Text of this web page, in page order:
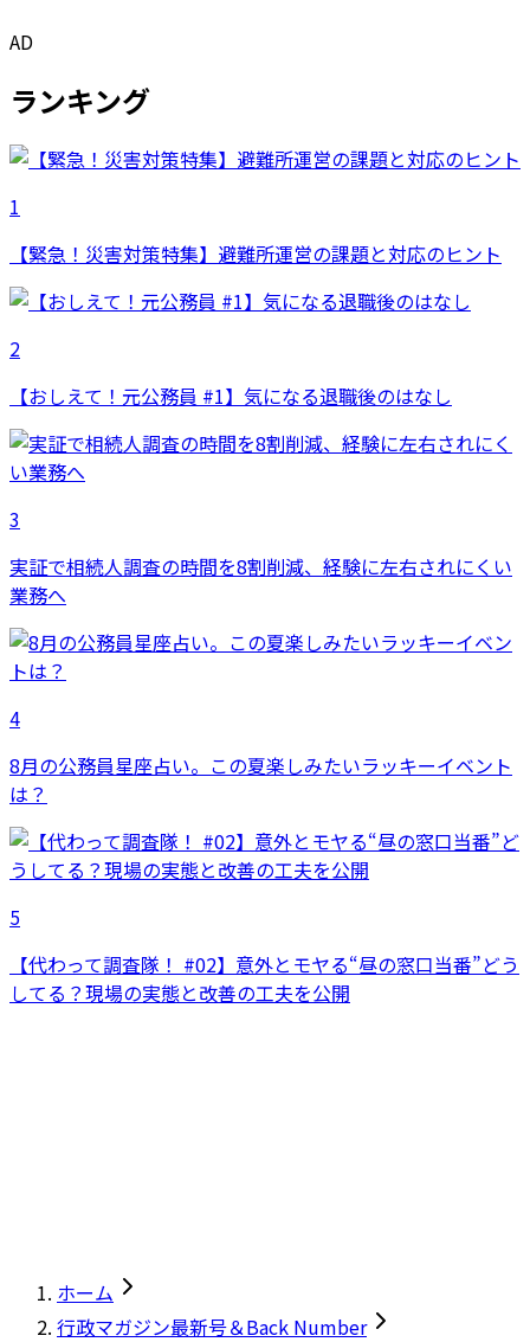
AD
ランキング
1
【緊急！災害対策特集】避難所運営の課題と対応のヒント
2
【おしえて！元公務員 #1】気になる退職後のはなし
3
実証で相続人調査の時間を8割削減、経験に左右されにくい
業務へ
4
8月の公務員星座占い。この夏楽しみたいラッキーイベント
は？
5
【代わって調査隊！ #02】意外とモヤる“昼の窓口当番”どう
してる？現場の実態と改善の工夫を公開
ホーム
行政マガジン最新号＆Back Number